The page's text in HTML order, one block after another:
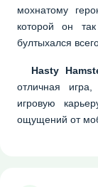
мохнатому
которой он
бултыхался
Hasty
отличная
игровую
ощущений от